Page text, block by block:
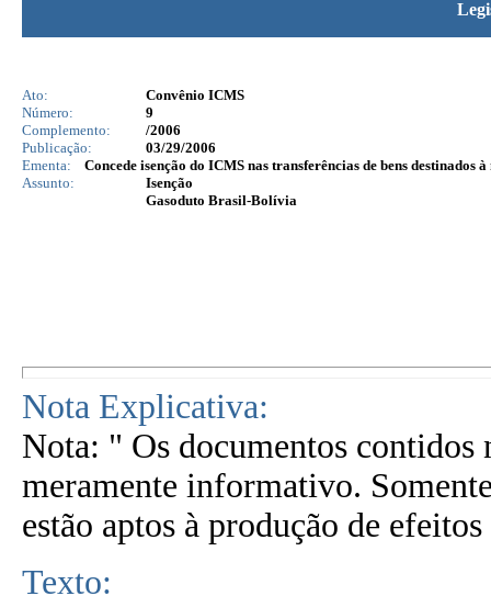
Ato:
Convênio ICMS
Número:
9
Complemento:
/2006
Publicação:
03/29/2006
Ementa:
Concede isenção do ICMS nas transferências de bens
Assunto:
Isenção
Gasoduto Brasil-Bolívia
Nota Explicativa:
Nota: " Os documentos contidos
meramente informativo.
estão aptos à produção de
Texto: